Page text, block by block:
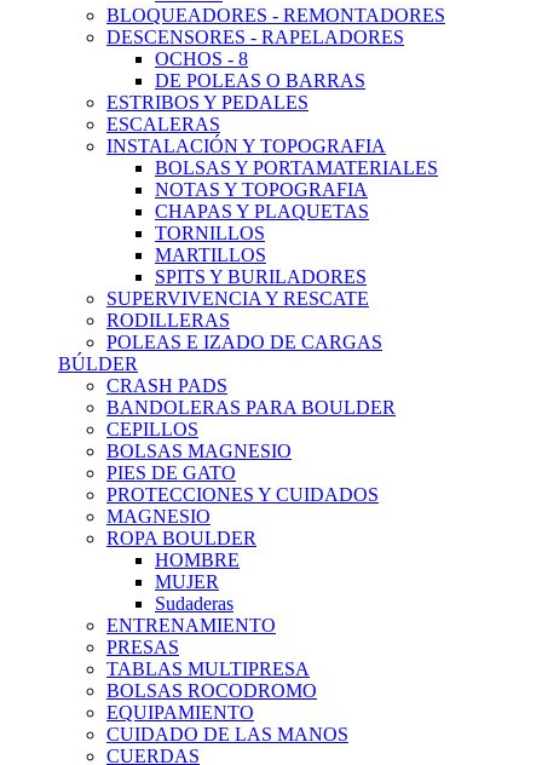
BLOQUEADORES - REMONTADORES
DESCENSORES - RAPELADORES
OCHOS - 8
DE POLEAS O BARRAS
ESTRIBOS Y PEDALES
ESCALERAS
INSTALACIÓN Y TOPOGRAFIA
BOLSAS Y PORTAMATERIALES
NOTAS Y TOPOGRAFIA
CHAPAS Y PLAQUETAS
TORNILLOS
MARTILLOS
SPITS Y BURILADORES
SUPERVIVENCIA Y RESCATE
RODILLERAS
POLEAS E IZADO DE CARGAS
BÚLDER
CRASH PADS
BANDOLERAS PARA BOULDER
CEPILLOS
BOLSAS MAGNESIO
PIES DE GATO
PROTECCIONES Y CUIDADOS
MAGNESIO
ROPA BOULDER
HOMBRE
MUJER
Sudaderas
ENTRENAMIENTO
PRESAS
TABLAS MULTIPRESA
BOLSAS ROCODROMO
EQUIPAMIENTO
CUIDADO DE LAS MANOS
CUERDAS